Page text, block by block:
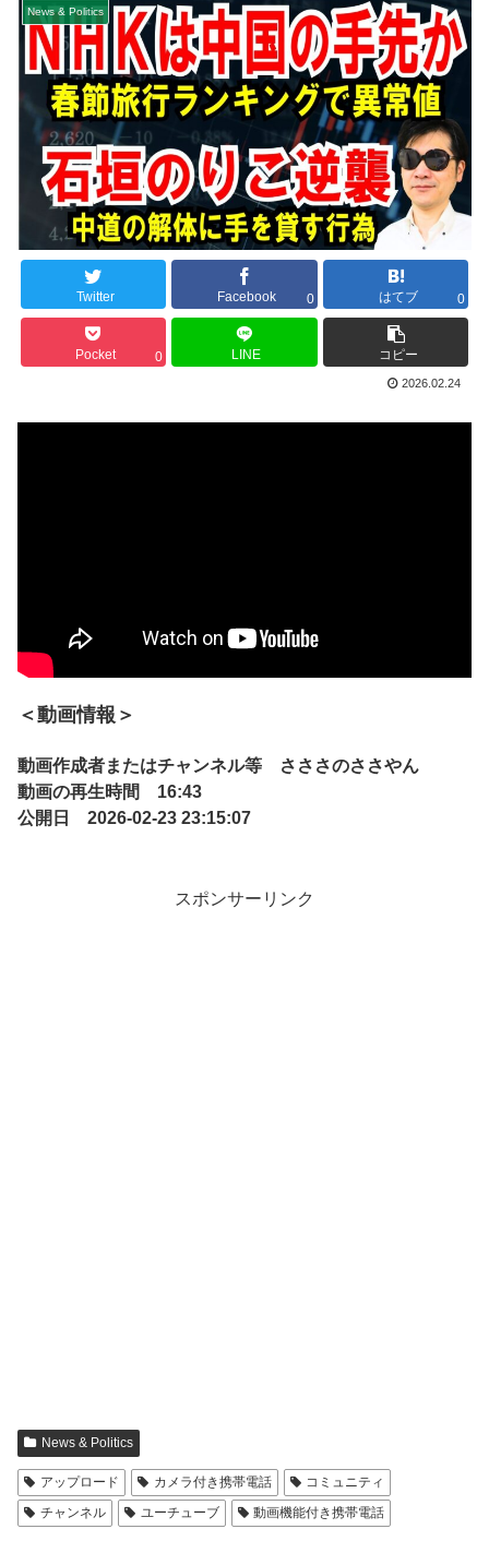
News & Politics
Twitter Facebook 0 はてブ 0
Pocket 0 LINE コピー
2026.02.24
＜動画情報＞
動画作成者またはチャンネル等 さささのささやん
動画の再生時間 16:43
公開日 2026-02-23 23:15:07
スポンサーリンク
News & Politics
アップロード カメラ付き携帯電話
コミュニティ
チャンネル
ユーチューブ 動画機能付き携帯電話